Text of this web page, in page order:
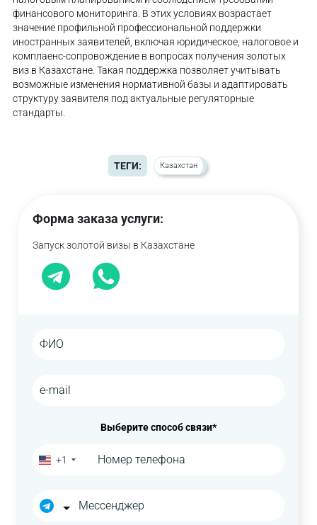
финансового мониторинга. В этих условиях возрастает
значение профильной профессиональной поддержки
иностранных заявителей, включая юридическое, налоговое и
комплаенс-сопровождение в вопросах получения золотых
виз в Казахстане. Такая поддержка позволяет учитывать
возможные изменения нормативной базы и адаптировать
структуру заявителя под актуальные регуляторные
стандарты.
ТЕГИ: Казахстан
Форма заказа услуги:
Запуск золотой визы в Казахстане
Выберите способ связи*
+1